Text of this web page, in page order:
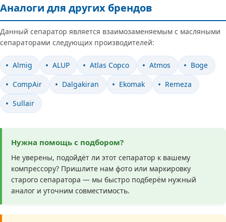
Аналоги для других брендов
Данный сепаратор является взаимозаменяемым с масляными
сепараторами следующих производителей:
Almig ALUP Atlas Copco Atmos
Boge
CompAir
Dalgakiran Ekomak
Remeza
Sullair
Нужна помощь с подбором?
Не уверены, подойдёт ли этот сепаратор к вашему
компрессору? Пришлите нам фото или маркировку
старого сепаратора — мы быстро подберём нужный
аналог и уточним совместимость.